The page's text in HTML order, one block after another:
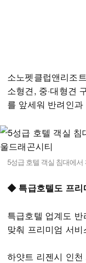
소노펫클럽앤리조
소형견, 중·대형견
를 앞세워 반려인
5성급 호텔 객실 침대에
◆ 특급호텔도 프리
특급호텔 업계도
맞춰 프리미엄 서
하얏트 리젠시 인